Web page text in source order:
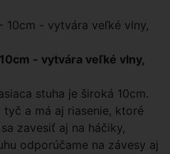
- vytvára veľké vlny,
stuha je široká 10cm.
tyč a má aj riasenie, ktoré
zavesiť aj na háčiky,
odporúčame na závesy aj